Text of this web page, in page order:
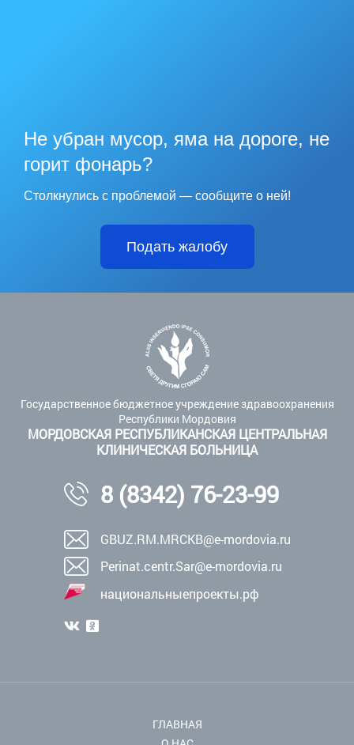
Не убран мусор, яма на дороге, не
горит фонарь?
Столкнулись с проблемой — сообщите о ней!
Подать жалобу
Государственное бюджетное учреждение здравоохранения
Республики Мордовия
МОРДОВСКАЯ РЕСПУБЛИКАНСКАЯ ЦЕНТРАЛЬНАЯ
КЛИНИЧЕСКАЯ БОЛЬНИЦА
8 (8342) 76-23-99
GBUZ.RM.MRCKB@e-mordovia.ru
Perinat.centr.Sar@e-mordovia.ru
национальныепроекты.рф
ГЛАВНАЯ